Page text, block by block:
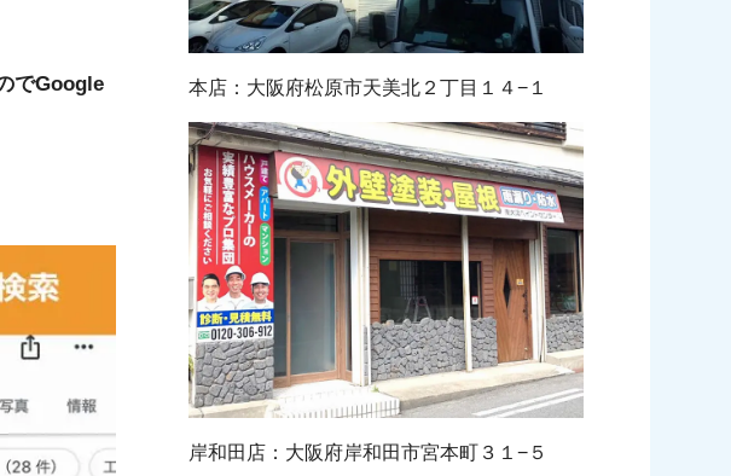
でGoogle
本店：大阪府松原市天美北２丁目１４−１
岸和田店：大阪府岸和田市宮本町３１−５